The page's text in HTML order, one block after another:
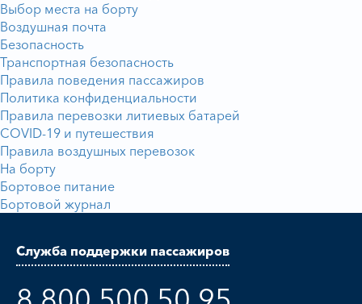
Выбор места на борту
Воздушная почта
Безопасность
Транспортная безопасность
Правила поведения пассажиров
Политика конфиденциальности
Правила перевозки литиевых батарей
COVID-19 и путешествия
Правила воздушных перевозок
На борту
Бортовое питание
Бортовой журнал
Служба поддержки пассажиров